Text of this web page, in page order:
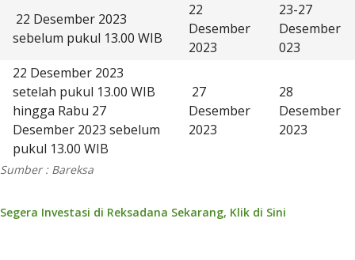
22 Desember 2023
sebelum pukul 13.00 WIB
22
Desember
2023
23-27
Desember
023
22 Desember 2023
setelah pukul 13.00 WIB
hingga Rabu 27
Desember 2023 sebelum
pukul 13.00 WIB
27
Desember
2023
28
Desember
2023
Sumber : Bareksa
Segera Investasi di Reksadana Sekarang, Klik di Sini